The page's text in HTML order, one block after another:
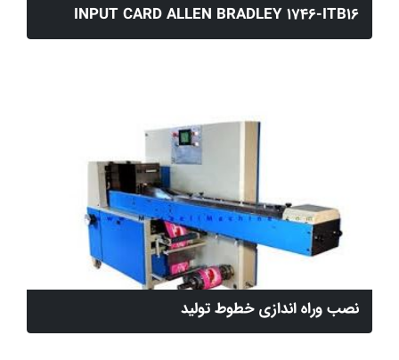
INPUT CARD ALLEN BRADLEY 1746-ITB16
نصب وراه اندازی خطوط تولید